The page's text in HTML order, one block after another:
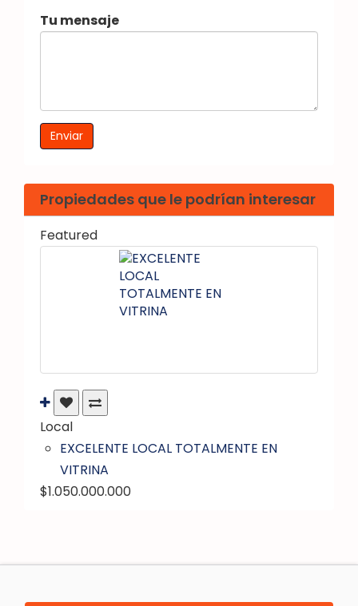
Tu mensaje
Propiedades que le podrían interesar
Featured
Local
EXCELENTE LOCAL TOTALMENTE EN
VITRINA
$1.050.000.000